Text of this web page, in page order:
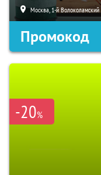
Москва, 1-й Волоколамский
Промокод
-20%